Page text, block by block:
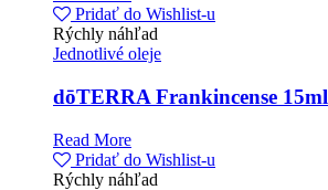
Pridať do Wishlist-u
Rýchly náhľad
Jednotlivé oleje
dōTERRA Frankincense 15ml
Read More
Pridať do Wishlist-u
Rýchly náhľad